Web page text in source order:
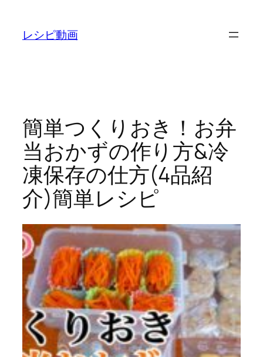
レシピ動画
簡単つくりおき！お弁
当おかずの作り方&冷
凍保存の仕方(4品紹
介)簡単レシピ